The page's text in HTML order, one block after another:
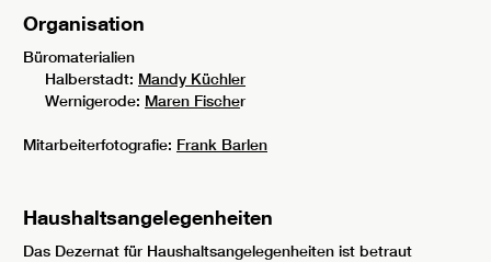
Organisation
Büromaterialien
Halberstadt: Mandy Küchler
Wernigerode: Maren Fischer
Mitarbeiterfotografie: Frank Barlen
Haushaltsangelegenheiten
Das Dezernat für Haushaltsangelegenheiten ist betraut